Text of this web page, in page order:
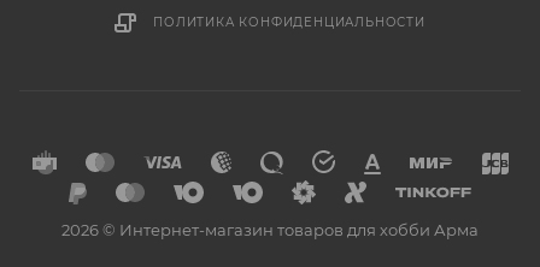
ПОЛИТИКА КОНФИДЕНЦИАЛЬНОСТИ
2026 © Интернет-магазин товаров для хобби Арма